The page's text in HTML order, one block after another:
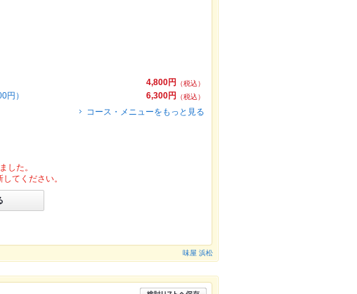
4,800円
（税込）
6,300円
（税込）
円）
コース・メニューをもっと見る
した。
てください。
味屋 浜松